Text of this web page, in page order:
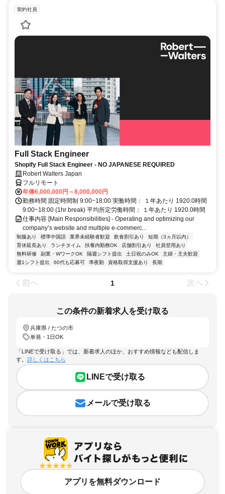
契約社員
Full Stack Engineer
Shopify Full Stack Engineer - NO JAPANESE REQUIRED
Robert Walters Japan
フルリモート
年俸6,000,000円～8,000,000円
勤務時間 固定時間制 9:00~18:00 実働時間： １年あたり 1920.0時間
9:00~18:00 (1hr break) 平均所定労働時間： １年あたり 1920.0時間
仕事内容 [Main Responsibilities] - Operating and optimizing our
company’s website and multiple e-commerc...
制服あり 標準中国語 業界未経験者歓迎 飲食割引あり
短期（3ヵ月以内）
育休延長あり
ランチタイム 扶養内勤務OK 店舗割引あり
社員登用あり
無料研修
副業・WワークOK 隔週シフト提出 土日祝のみOK
主婦・主夫歓迎
週1シフト提出
60代も応募可 準夜勤 資格取得支援あり 長期
前へ 1 次へ
この条件の新着求人を受け取る
兵庫県 / たつの市
単発・1日OK
「LINEで受け取る」では、新着求人のほか、おすすめ情報なども配信しま
す。 詳しくはこちら
LINEで受け取る
メールで受け取る
アプリを無料ダウンロード